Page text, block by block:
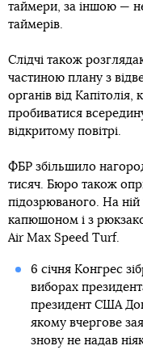
таймери, за іншою —
таймерів.
Слідчі також
частиною плану з
органів від
пробиватися
відкритому повітрі.
ФБР збільшило
тисяч. Бюро також
підозрюваного. На ній
капюшоном і з
Air Max Speed ​​Turf.
6 січня Конгрес
виборах
президент США
якому вчергове
знову не надав